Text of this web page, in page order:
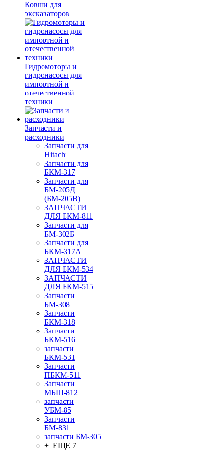
Ковши для
экскаваторов
Гидромоторы и
гидронасосы для
импортной и
отечественной
техники
Запчасти и
расходники
Запчасти для
Hitachi
Запчасти для
БКМ-317
Запчасти для
БМ-205Д
(БМ-205В)
ЗАПЧАСТИ
ДЛЯ БКМ-811
Запчасти для
БМ-302Б
Запчасти для
БКМ-317А
ЗАПЧАСТИ
ДЛЯ БКМ-534
ЗАПЧАСТИ
ДЛЯ БКМ-515
Запчасти
БМ-308
Запчасти
БКМ-318
Запчасти
БКМ-516
запчасти
БКМ-531
Запчасти
ПБКМ-511
Запчасти
МБШ-812
запчасти
УБМ-85
Запчасти
БМ-831
запчасти БМ-305
+ ЕЩЕ 7